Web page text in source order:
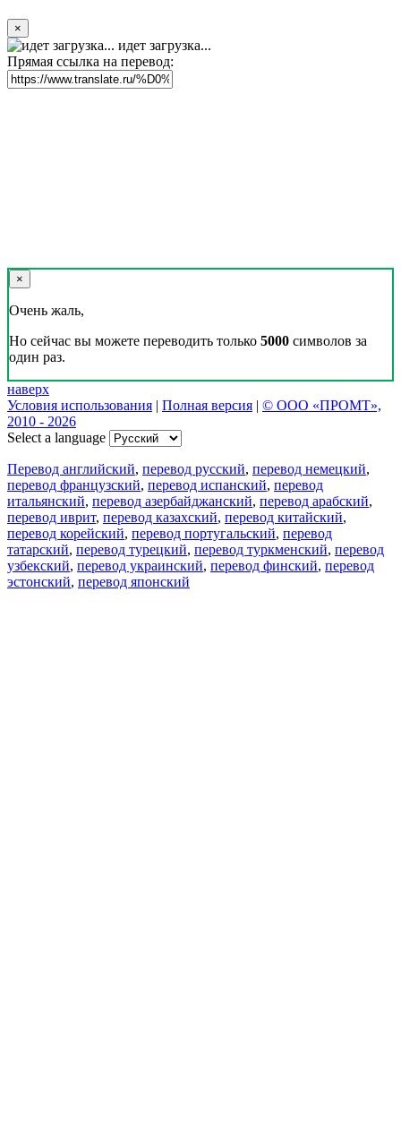
×
идет загрузка...
Прямая ссылка на перевод:
×
Очень жаль,
Но сейчас вы можете переводить только 5000 символов за
один раз.
наверх
Условия использования | Полная версия | © ООО «ПРОМТ»,
2010 - 2026
Select a language
Перевод английский, перевод русский, перевод немецкий,
перевод французский, перевод испанский, перевод
итальянский, перевод азербайджанский, перевод арабский,
перевод иврит, перевод казахский, перевод китайский,
перевод корейский, перевод португальский, перевод
татарский, перевод турецкий, перевод туркменский, перевод
узбекский, перевод украинский, перевод финский, перевод
эстонский, перевод японский